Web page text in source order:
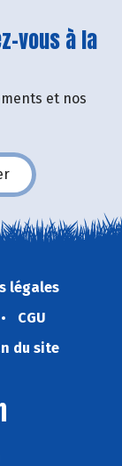
vous à la
et nos
légales
CGU
du site